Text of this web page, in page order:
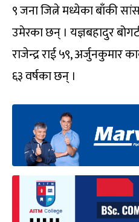
९ जना जित्ने मध्येका बाँकी
उमेरका छन् । यज्ञबहादुर
राजेन्द्र राई ५९, अर्जुनकुमार
६३ वर्षका छन् ।